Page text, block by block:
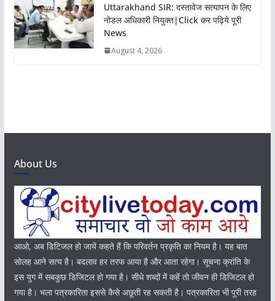
Uttarakhand SIR: दस्तावेज सत्यापन के लिए
नोडल अधिकारी नियुक्त|Click कर पढ़िये पूरी
News
August 4, 2026
About Us
आओ, अब डिटिजल हो जायें कहते हैं कि परिवर्तन प्रकृति का नियम है। यह बात
सोलह आने सत्य है। बदलाव हर तरफ आया है और आता रहेगा। सूचना क्रांति के
इस युग में सबकुछ डिजिटल हो गया है। सीधे शब्दों में कहें तो जीवन ही डिजिटल हो
गया है। भला पत्रकारिता इससे कैसे अछूती रह सकती है। पत्रकारिता भी पूरी तरह